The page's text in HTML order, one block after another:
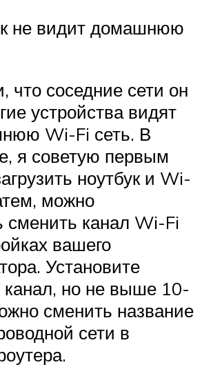
не видит домашнюю
что соседние сети он
устройства видят
Wi-Fi сеть. В
я советую первым
ноутбук и Wi-
можно
сменить канал Wi-Fi
вашего
Установите
канал, но не выше 10-
сменить название
сети в